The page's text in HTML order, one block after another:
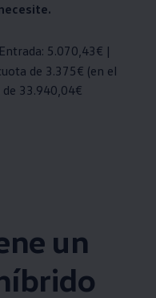
5.070,43€ |
de 3.375€ (en el
33.940,04€
un